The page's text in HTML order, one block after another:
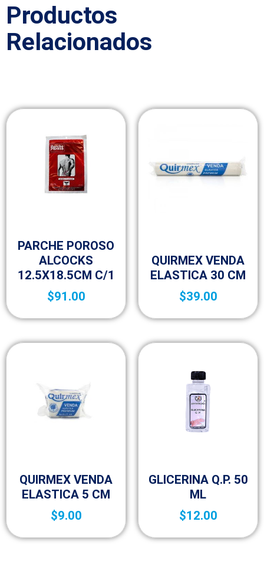
Productos
Relacionados
PARCHE POROSO
ALCOCKS
12.5X18.5CM C/1
$91.00
QUIRMEX VENDA
ELASTICA 30 CM
$39.00
QUIRMEX VENDA
ELASTICA 5 CM
$9.00
GLICERINA Q.P. 50
ML
$12.00